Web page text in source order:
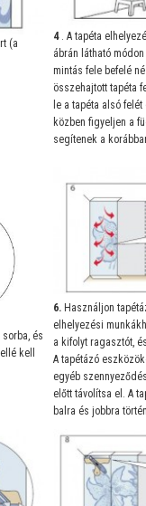
(a
4 . A tapéta
ábrán látható
mintás fele befelé
összehajtott tapéta
le a tapéta alsó
közben figyeljen a
segítenek a
és
kell
6. Használjon
elhelyezési
a kifolyt ragasztót,
A tapétázó
egyéb
előtt távolítsa el. A
balra és jobbra